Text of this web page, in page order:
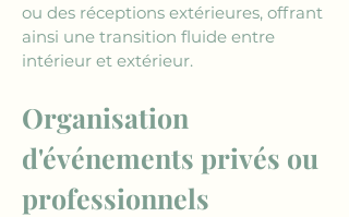
ou des réceptions extérieures, offrant
ainsi une transition fluide entre
intérieur et extérieur.
Organisation
d'événements privés ou
professionnels